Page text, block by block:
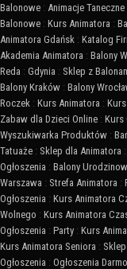
Balonowe : Animacje Taneczne
Balonowe : Kurs Animatora :
Animatora Gdańsk : Katalog
Akademia Animatora : Balony
Reda : Gdynia : Sklep z
Balony Kraków : Balony
Roczek : Kurs Animatora :
Zabaw dla Dzieci Online : Kurs
Wyszukiwarka Produktów :
Tatuaże : Sklep dla Animatora :
Ogłoszenia : Balony
Warszawa : Strefa Animatora :
Ogłoszenia : Kurs Animatora
Wolnego : Kurs Animatora
Ogłoszenia : Party : Kurs
Kurs Animatora Seniora :
Ogłoszenia : Ogłoszenia